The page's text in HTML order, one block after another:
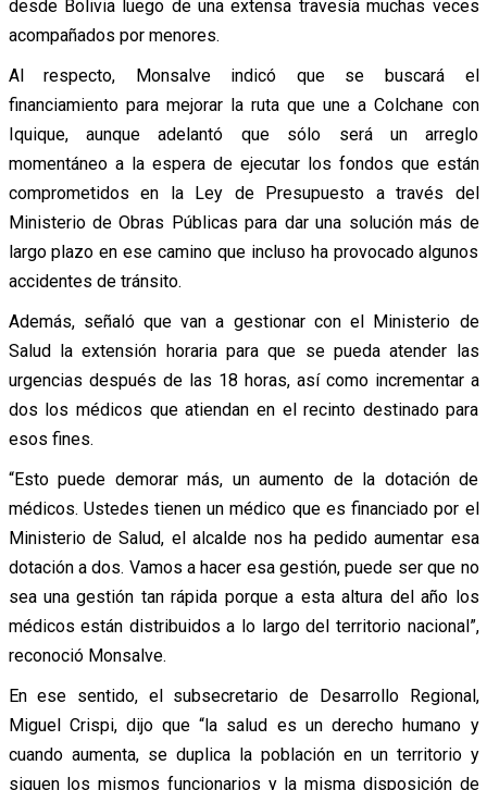
desde Bolivia luego de una extensa travesía muchas veces
acompañados por menores.
Al respecto, Monsalve indicó que se buscará el
financiamiento para mejorar la ruta que une a Colchane con
Iquique, aunque adelantó que sólo será un arreglo
momentáneo a la espera de ejecutar los fondos que están
comprometidos en la Ley de Presupuesto a través del
Ministerio de Obras Públicas para dar una solución más de
largo plazo en ese camino que incluso ha provocado algunos
accidentes de tránsito.
Además, señaló que van a gestionar con el Ministerio de
Salud la extensión horaria para que se pueda atender las
urgencias después de las 18 horas, así como incrementar a
dos los médicos que atiendan en el recinto destinado para
esos fines.
“Esto puede demorar más, un aumento de la dotación de
médicos. Ustedes tienen un médico que es financiado por el
Ministerio de Salud, el alcalde nos ha pedido aumentar esa
dotación a dos. Vamos a hacer esa gestión, puede ser que no
sea una gestión tan rápida porque a esta altura del año los
médicos están distribuidos a lo largo del territorio nacional”,
reconoció Monsalve.
En ese sentido, el subsecretario de Desarrollo Regional,
Miguel Crispi, dijo que “la salud es un derecho humano y
cuando aumenta, se duplica la población en un territorio y
siguen los mismos funcionarios y la misma disposición de